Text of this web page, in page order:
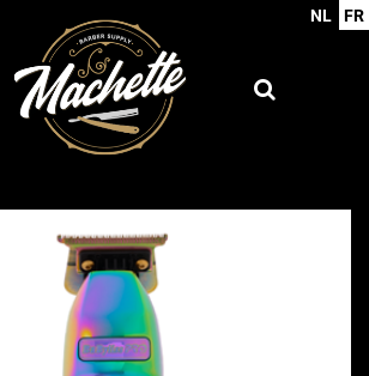
NL FR